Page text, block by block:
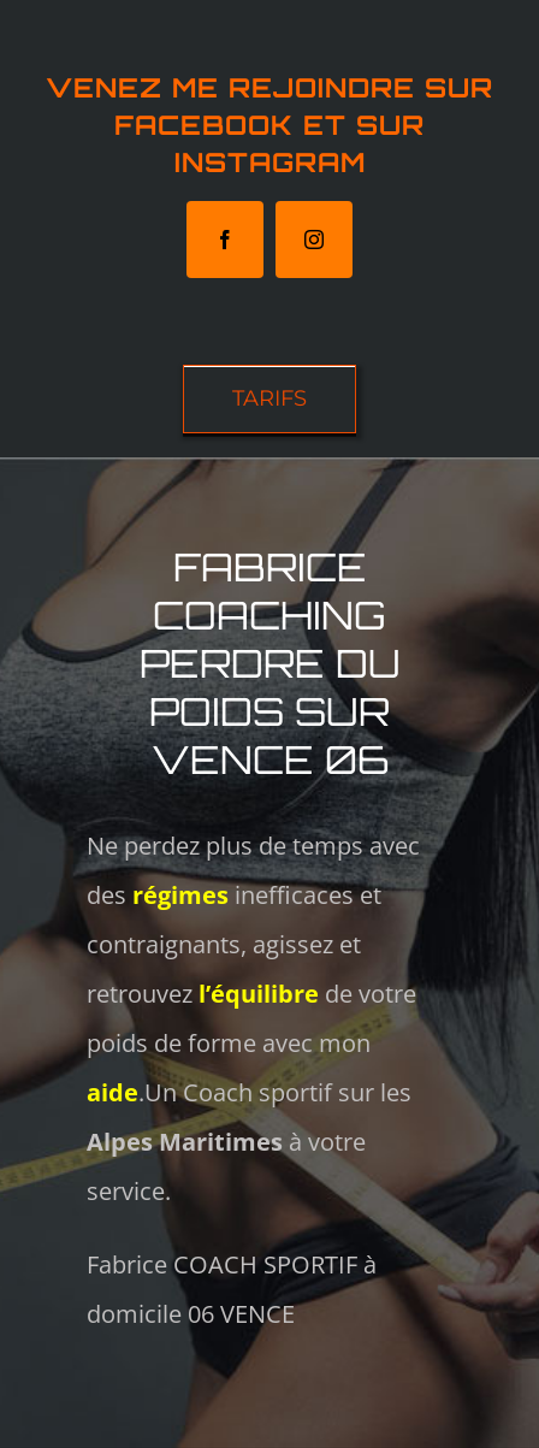
VENEZ ME REJOINDRE SUR
FACEBOOK ET SUR
INSTAGRAM
TARIFS
FABRICE
COACHING
PERDRE DU
POIDS SUR
VENCE 06
Ne perdez plus de temps avec
des régimesinefficaces et
contraignants, agissez et
retrouvez l’équilibre de votre
poids de forme avec mon
aide.Un Coach sportif sur les
Alpes Maritimes à votre
service.
Fabrice COACH SPORTIF à
domicile 06 VENCE